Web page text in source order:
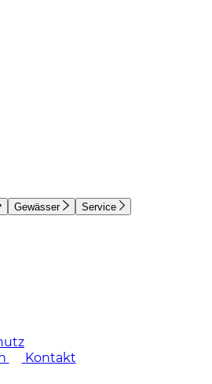
Gewässer Service
Kontakt